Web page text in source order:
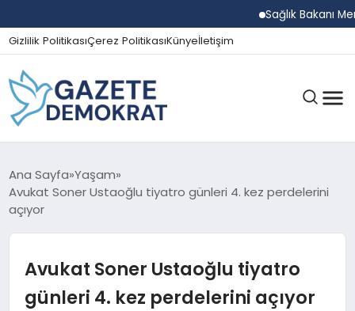
Sağlık Bakanı
Gizlilik PolitikasıÇerez PolitikasıKünyeİletişim
GÜNDEM
EKONOMI
SPOR
Ana Sayfa Yaşam
Avukat Soner Ustaoğlu tiyatro günleri 4. kez perdelerini
açıyor
Avukat Soner Ustaoğlu tiyatro
günleri 4. kez perdelerini açıyor